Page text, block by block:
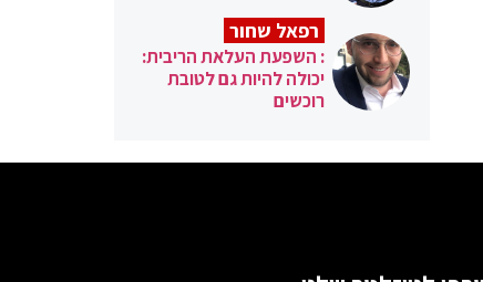
רפאל שחור
: השפעת העלאת הריבית:
יכולה להיות גם לטובת
רוכשים